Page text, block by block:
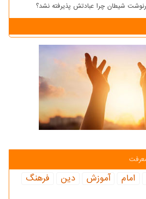
شیطان چرا عبادتش پذیرفته نشد؟
امام آموزش دین
فرهنگ